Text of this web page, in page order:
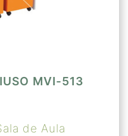
MVI-513
de Aula